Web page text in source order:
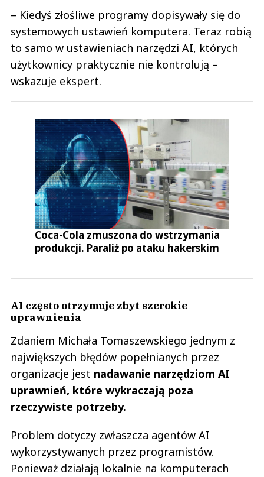
– Kiedyś złośliwe programy dopisywały się do
systemowych ustawień komputera. Teraz robią
to samo w ustawieniach narzędzi AI, których
użytkownicy praktycznie nie kontrolują –
wskazuje ekspert.
Coca-Cola zmuszona do wstrzymania
produkcji. Paraliż po ataku hakerskim
AI często otrzymuje zbyt szerokie
uprawnienia
Zdaniem Michała Tomaszewskiego jednym z
największych błędów popełnianych przez
organizacje jest nadawanie narzędziom AI
uprawnień, które wykraczają poza
rzeczywiste potrzeby.
Problem dotyczy zwłaszcza agentów AI
wykorzystywanych przez programistów.
Ponieważ działają lokalnie na komputerach